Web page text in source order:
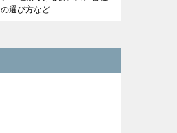
の選び方など